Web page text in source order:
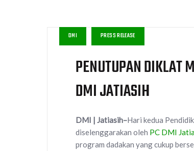
DMI PRESS RELEASE
PENUTUPAN DIKLAT
DMI JATIASIH
DMI | Jatiasih–Hari kedua
diselenggarakan oleh PC DMI
program dadakan yang cukup